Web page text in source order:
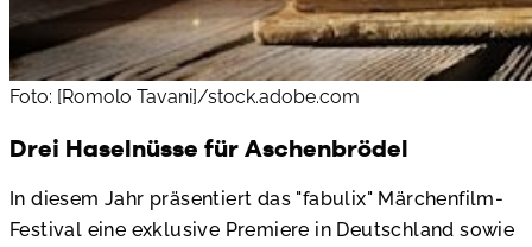
Foto: [Romolo Tavani]/stock.adobe.com
Drei Haselnüsse für Aschenbrödel
In diesem Jahr präsentiert das "fabulix" Märchenfilm-
Festival eine exklusive Premiere in Deutschland sowie